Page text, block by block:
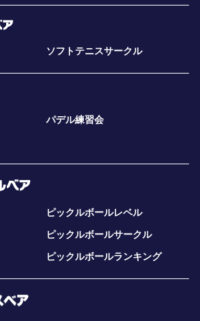
ソフトテニスサークル
パデル練習会
ピックルボールレベル
ピックルボールサークル
ピックルボールランキング